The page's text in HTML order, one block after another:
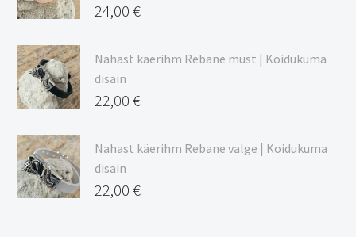
24,00 €
Nahast käerihm Rebane must | Koidukuma
disain
22,00 €
Nahast käerihm Rebane valge | Koidukuma
disain
22,00 €